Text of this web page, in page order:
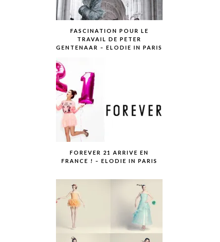
FASCINATION POUR LE
TRAVAIL DE PETER
GENTENAAR – ELODIE IN PARIS
FOREVER 21 ARRIVE EN
FRANCE ! – ELODIE IN PARIS